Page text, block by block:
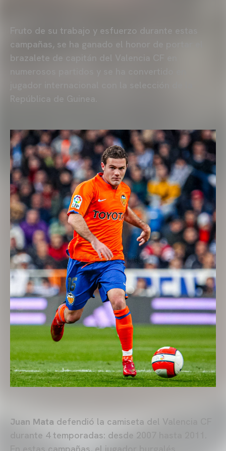
Fruto de su trabajo y esfuerzo durante estas
campañas, se ha ganado el honor de portar el
brazalete de capitán del Valencia CF en
Juan Mata defendió la camiseta del Valencia CF
durante 4 temporadas: desde 2007 hasta 2011.